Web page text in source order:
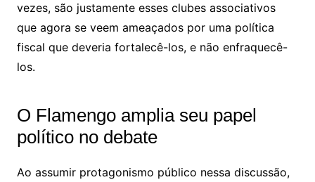
vezes, são justamente esses clubes associativos
que agora se veem ameaçados por uma política
fiscal que deveria fortalecê-los, e não enfraquecê-
los.
O Flamengo amplia seu papel
político no debate
Ao assumir protagonismo público nessa discussão,